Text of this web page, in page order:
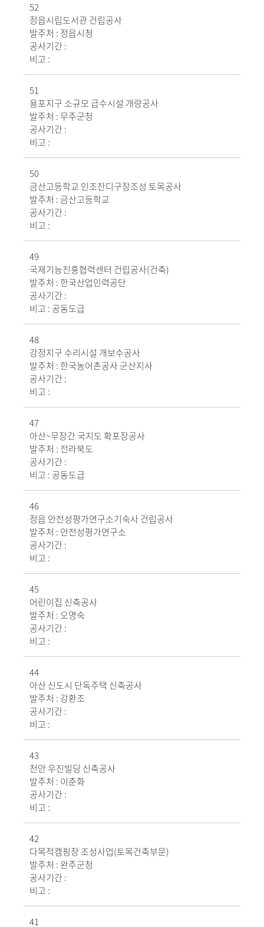
52
정읍시립도서관 건립공사
발주처 : 정읍시청
공사기간 :
비고 :
51
용포지구 소규모 급수시설 개량공사
발주처 :무주군청
공사기간 :
비고 :
50
금산고등학교 인조잔디구장조성 토목공사
발주처 :금산고등학교
공사기간 :
비고 :
49
국제기능진흥협력센터 건립공사(건축)
발주처 : 한국산업인력공단
공사기간 :
비고 : 공동도급
48
강정지구 수리시설 개보수공사
발주처 : 한국농어촌공사 군산지사
공사기간 :
비고 :
47
아산~무장간 국지도 확포장공사
발주처 : 전라북도
공사기간 :
비고 : 공동도급
46
정읍 안전성평가연구소기숙사 건립공사
발주처 : 안전성평가연구소
공사기간 :
비고 :
45
어린이집 신축공사
발주처 :오명숙
공사기간 :
비고 :
44
아산 신도시 단독주택 신축공사
발주처 : 강환조
공사기간 :
비고 :
43
천안 우진빌딩 신축공사
발주처 : 이춘화
공사기간 :
비고 :
42
다목적캠핑장 조성사업(토목건축부문)
발주처 : 완주군청
공사기간 :
비고 :
41